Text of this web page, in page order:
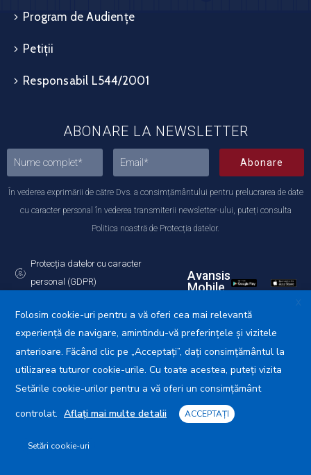
Program de Audiențe
Petiții
Responsabil L544/2001
ABONARE LA NEWSLETTER
Abonare
În vederea exprimării de către Dvs. a consimțământului pentru prelucrarea de date
cu caracter personal în vederea transmiterii newsletter-ului, puteți consulta
Politica noastră de Protecția datelor.
Protecția datelor cu caracter
personal (GDPR)
Avansis
Mobile
Primăria Municipiului Călărași © 2025. Toate drepturile
X
Folosim cookie-uri pentru a vă oferi cea mai relevantă
experiență de navigare, amintindu-vă preferințele și vizitele
anterioare. Făcând clic pe „Acceptați”, dați consimțământul la
utilizarea tuturor cookie-urile. Cu toate acestea, puteți vizita
Setările cookie-urilor pentru a vă oferi un consimțământ
controlat. Aflați mai multe detalii ACCEPTAȚI
Setări cookie-uri